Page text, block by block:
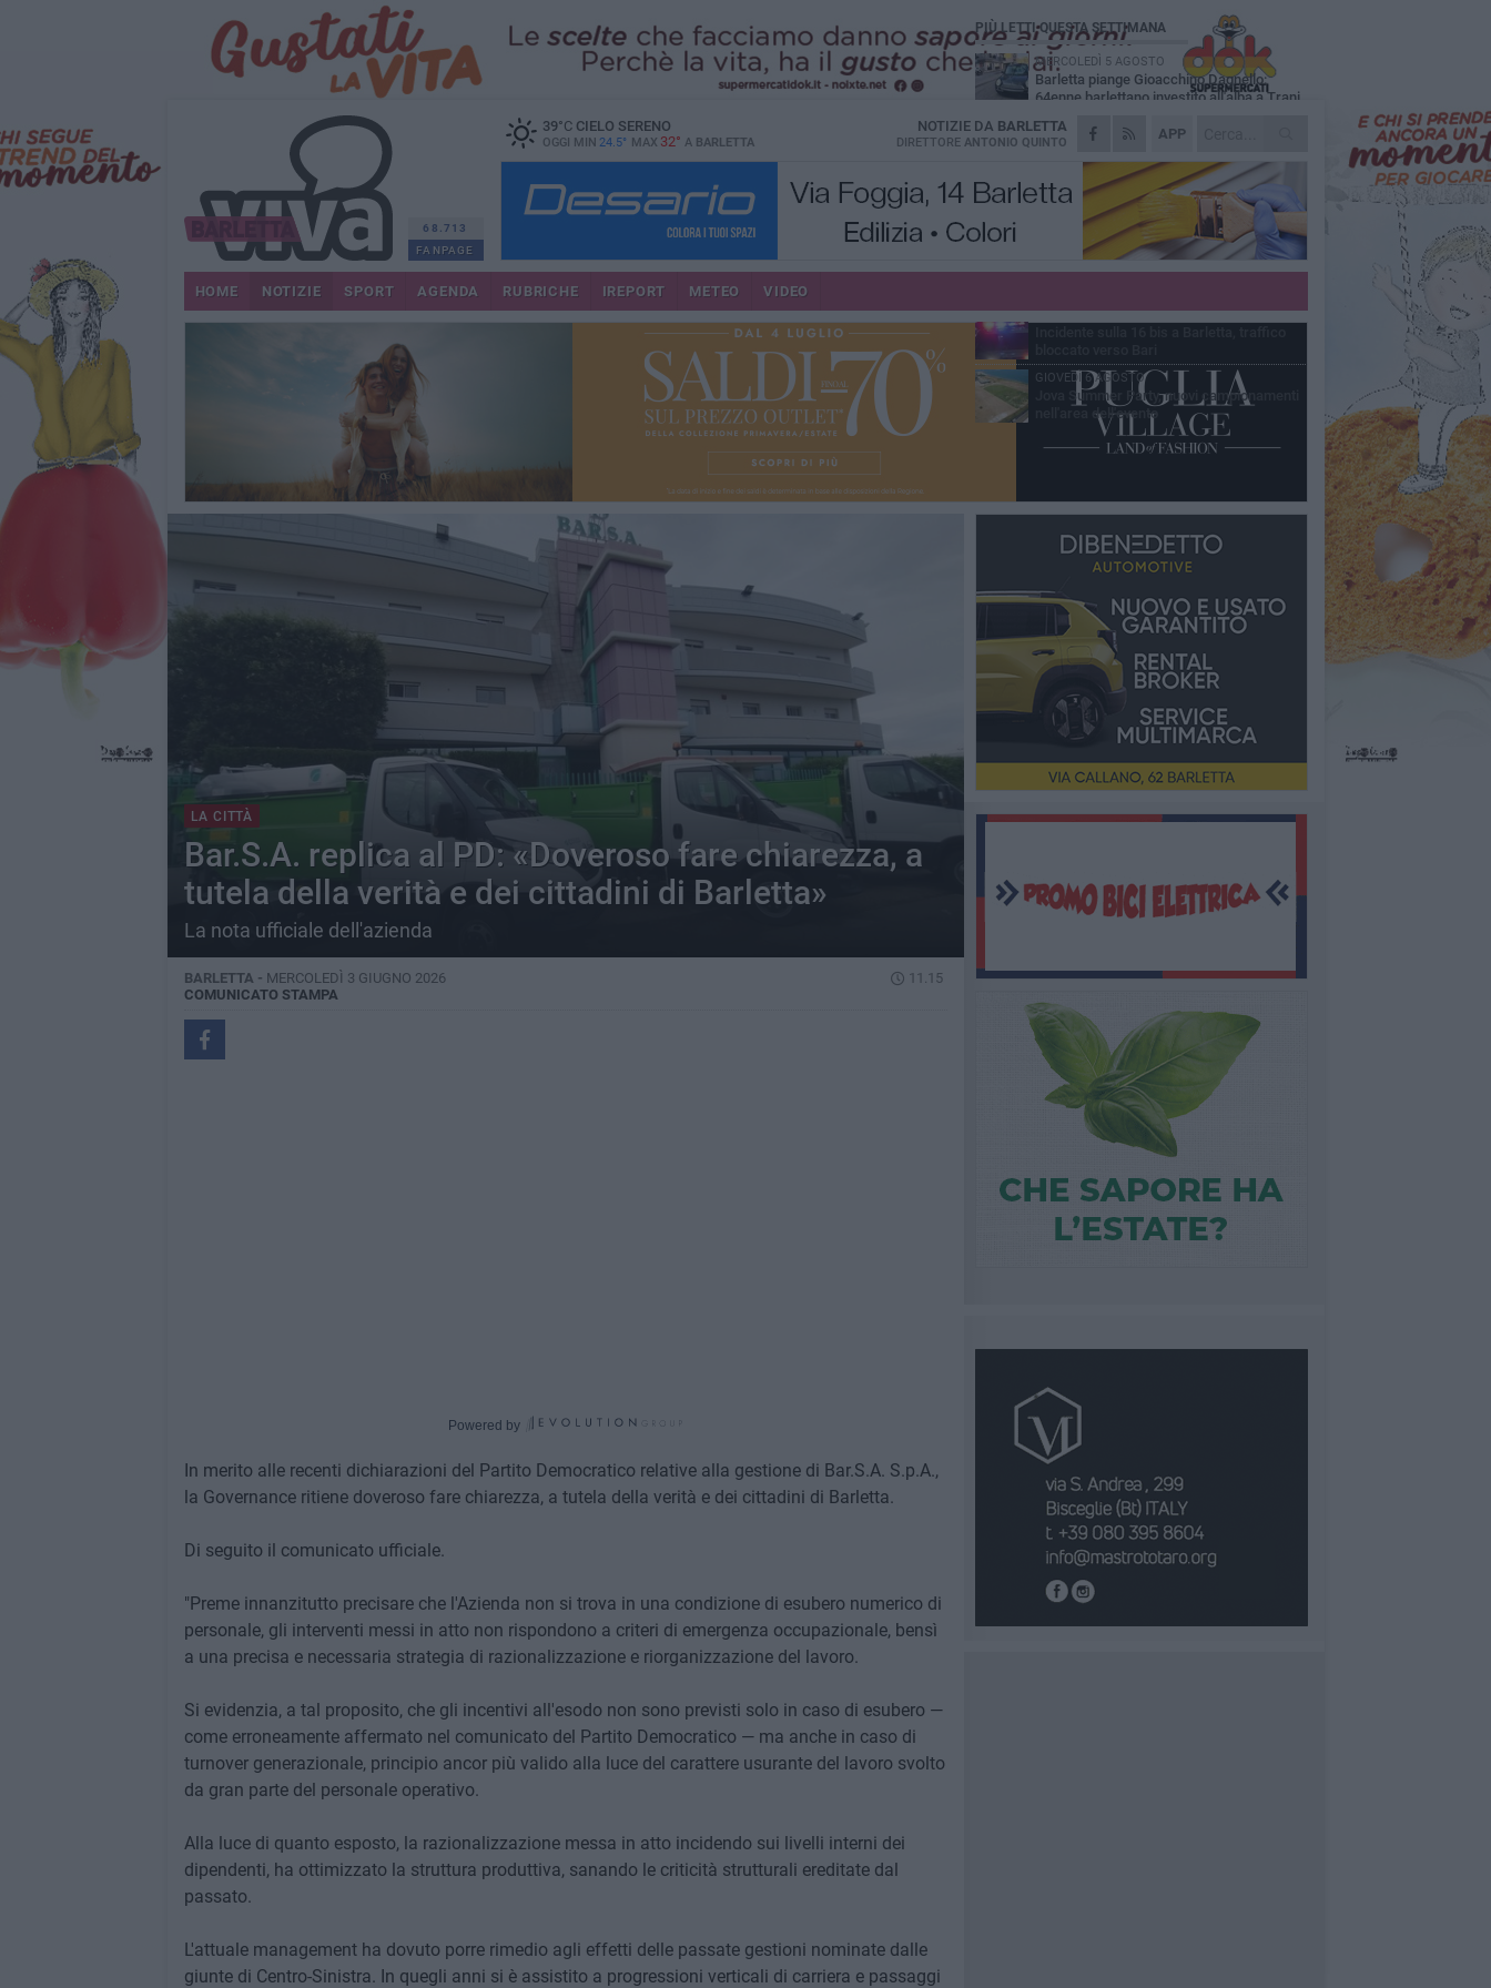
68.713
FANPAGE
39°CCIELO SERENO
OGGI MIN 24.5° MAX 32° A BARLETTA
APP
NOTIZIE DA BARLETTA
DIRETTORE ANTONIO QUINTO
HOME NOTIZIE SPORT AGENDA RUBRICHE IREPORT METEO VIDEO
LA CITTÀ
Bar.S.A. replica al PD: «Doveroso fare chiarezza, a
tutela della verità e dei cittadini di Barletta»
La nota ufficiale dell'azienda
BARLETTA - MERCOLEDÌ 3 GIUGNO 2026
11.15
COMUNICATO STAMPA
Powered by
In merito alle recenti dichiarazioni del Partito Democratico relative alla gestione di Bar.S.A. S.p.A.,
la Governance ritiene doveroso fare chiarezza, a tutela della verità e dei cittadini di Barletta.
Di seguito il comunicato ufficiale.
"​Preme innanzitutto precisare che l'Azienda non si trova in una condizione di esubero numerico di
personale, gli interventi messi in atto non rispondono a criteri di emergenza occupazionale, bensì
a una precisa e necessaria strategia di razionalizzazione e riorganizzazione del lavoro.
Si evidenzia, a tal proposito, che gli incentivi all'esodo non sono previsti solo in caso di esubero —
come erroneamente affermato nel comunicato del Partito Democratico — ma anche in caso di
turnover generazionale, principio ancor più valido alla luce del carattere usurante del lavoro svolto
da gran parte del personale operativo.
Alla luce di quanto esposto, la razionalizzazione messa in atto incidendo sui livelli interni dei
dipendenti, ha ottimizzato la struttura produttiva, sanando le criticità strutturali ereditate dal
passato.
​L'attuale management ha dovuto porre rimedio agli effetti delle passate gestioni nominate dalle
giunte di Centro-Sinistra. In quegli anni si è assistito a progressioni verticali di carriera e passaggi
PIÙ LETTI QUESTA SETTIMANA
MERCOLEDÌ 5 AGOSTO
Barletta piange Gioacchino Dagnello:
64enne barlettano investito all'alba a Trani
GIOVEDÌ 6 AGOSTO
Il ricordo di "Cecco", il benzinaio col
sorriso: «Contava i giorni che lo
separavano dalla pensione»
MERCOLEDÌ 5 AGOSTO
Jova Summer Party, giovedì mattina
sopralluogo nell'area dell'evento
DOMENICA 2 AGOSTO
Beni confiscati alla mafia. Nasce il servizio
VENERDÌ 7 AGOSTO
GIOVEDÌ 6 AGOSTO
Jova Summer Party, nuovi campionamenti
nell'area dell'evento